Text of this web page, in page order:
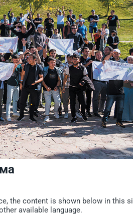
the content is shown below in this
available language.